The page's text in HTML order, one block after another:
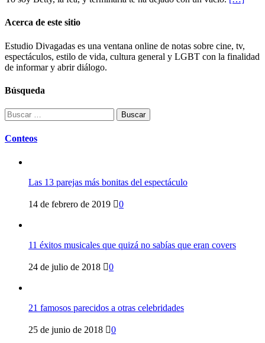
Acerca de este sitio
Estudio Divagadas es una ventana online de notas sobre cine, tv,
espectáculos, estilo de vida, cultura general y LGBT con la finalidad
de informar y abrir diálogo.
Búsqueda
Buscar:
Conteos
Las 13 parejas más bonitas del espectáculo
14 de febrero de 2019 0
11 éxitos musicales que quizá no sabías que eran covers
24 de julio de 2018 0
21 famosos parecidos a otras celebridades
25 de junio de 2018 0